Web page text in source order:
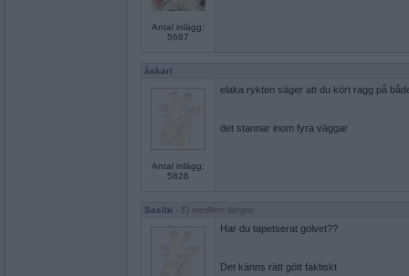
Antal inlägg:
5687
åskarl
Antal inlägg:
5826
elaka rykten säger att du kört ragg på
det stannar inom fyra väggar
Sasibi - Ej medlem längre
Har du tapetserat golvet??
Det känns rätt gött faktiskt